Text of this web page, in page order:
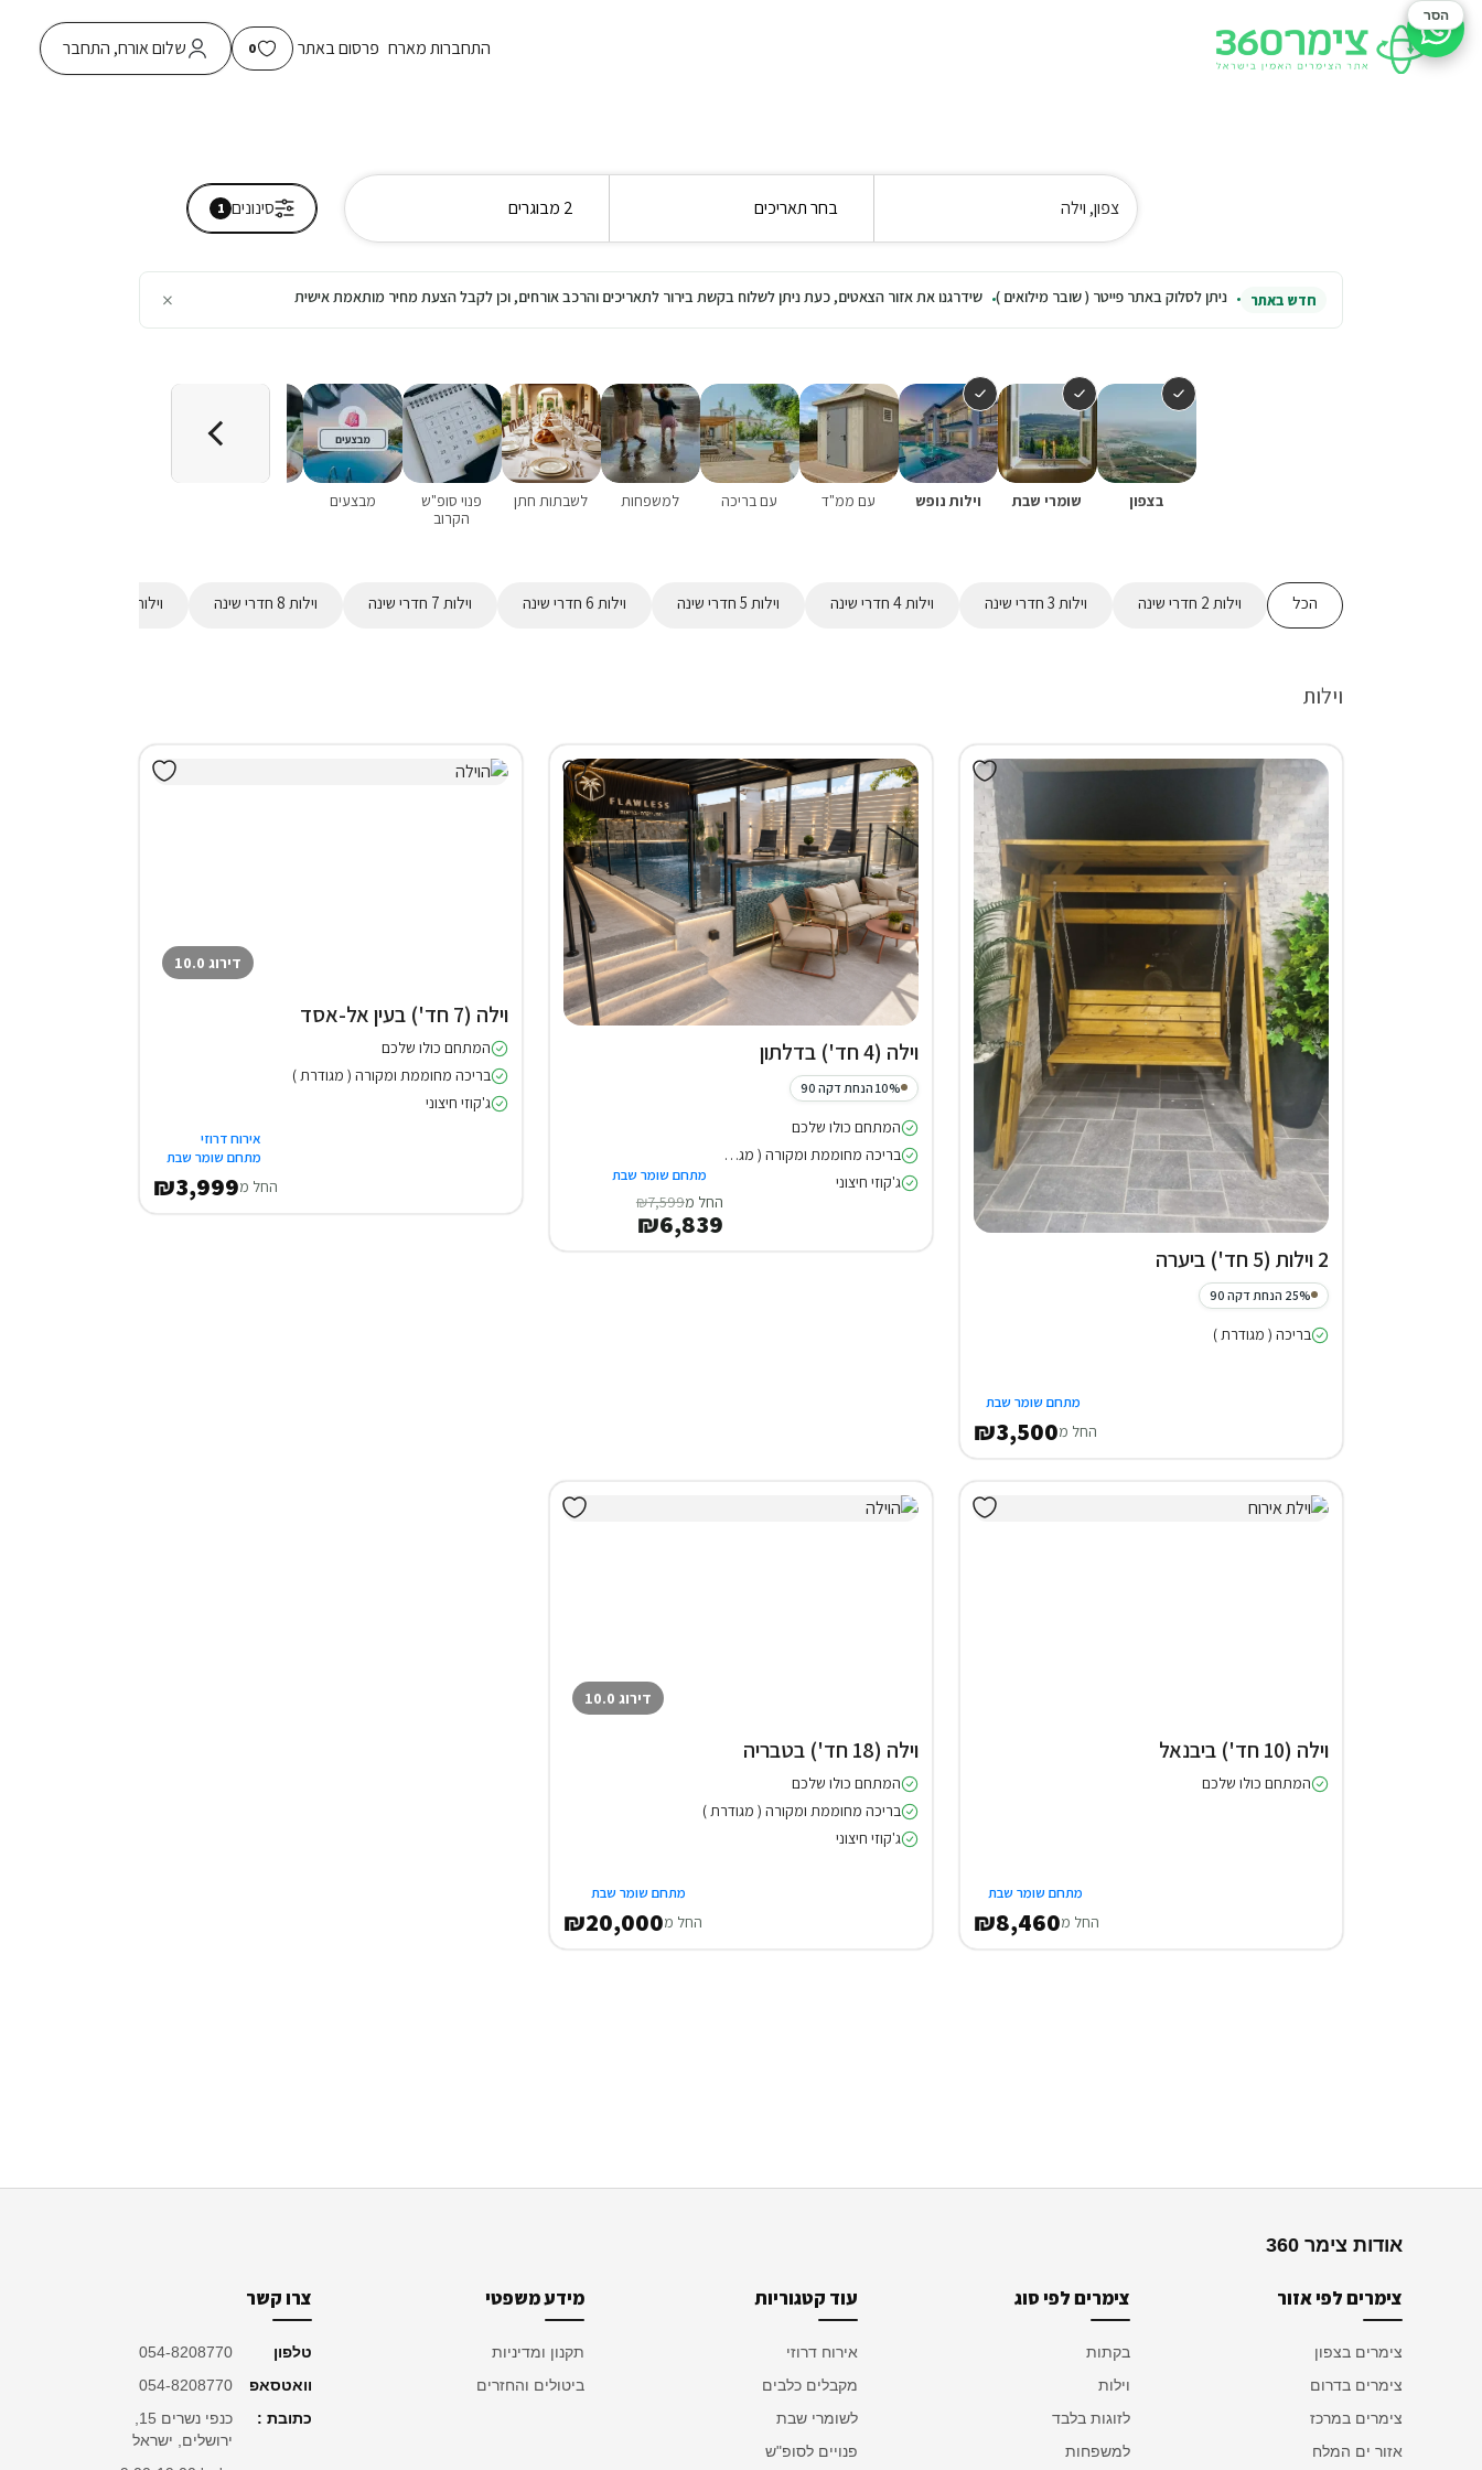
התחברות מארח פרסום באתר 0 שלום אורח, התחבר
צפון, וילה בחר תאריכים 2 מבוגרים סינונים 1
חדש באתר ניתן לסלוק באתר פייטר ( שובר מילואים ) שידרגנו את אזור הצאטים, כעת ניתן לשלוח בקשת בירור לתאריכים והרכב אורחים, וכן לקבל הצעת מחיר מותאמת אישית ×
בצפון שומרי שבת וילות נופש עם ממ"ד עם בריכה למשפחות לשבתות חתן
פנוי סופ"ש
הקרוב
מבצעים
הכל וילות 2 חדרי שינה וילות 3 חדרי שינה וילות 4 חדרי שינה וילות 5 חדרי שינה וילות 6 חדרי שינה וילות 7 חדרי שינה וילות 8 חדרי שינה וילות 9 חדרי שינה
וילות
2 וילות (5 חד') ביערה
25% הנחת דקה 90
בריכה ( מגודרת )
מתחם שומר שבת
החל מ₪3,500
וילה (4 חד') בדלתון
10% הנחת דקה 90
המתחם כולו שלכם
בריכה מחוממת ומקורה ( מגודרת )
ג'קוזי חיצוני
מתחם שומר שבת
החל מ₪7,599
₪6,839
דירוג 10.0
וילה (7 חד') בעין אל-אסד
המתחם כולו שלכם
בריכה מחוממת ומקורה ( מגודרת )
ג'קוזי חיצוני
אירוח דרוזי
מתחם שומר שבת
החל מ₪3,999
וילה (10 חד') ביבנאל
המתחם כולו שלכם
מתחם שומר שבת
החל מ₪8,460
דירוג 10.0
וילה (18 חד') בטבריה
המתחם כולו שלכם
בריכה מחוממת ומקורה ( מגודרת )
ג'קוזי חיצוני
מתחם שומר שבת
החל מ₪20,000
אודות צימר 360
צימרים לפי אזור
צימרים בצפון
צימרים בדרום
צימרים במרכז
אזור ים המלח
צימרים לפי סוג
בקתות
וילות
לזוגות בלבד
למשפחות
עוד קטגוריות
אירוח דרוזי
מקבלים כלבים
לשומרי שבת
פנויים לסופ"ש
מידע משפטי
תקנון ומדיניות
ביטולים והחזרים
צרו קשר
טלפון
054-8208770
וואטסאפ
054-8208770
כתובת :
כנפי נשרים 15,
ירושלים, ישראל
סיוע בהזמנה
הסר